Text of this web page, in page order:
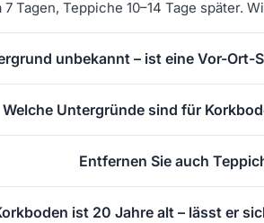
Tagen, Teppiche 10–14 Tage später.
unbekannt – ist eine Vor-Ort-
Welche Untergründe sind für
Entfernen Sie auch
ist 20 Jahre alt – lässt er